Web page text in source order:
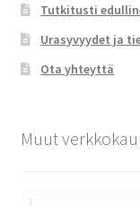
Tutkitusti
Urasyvyydet ja
Ota yhteyttä
Muut